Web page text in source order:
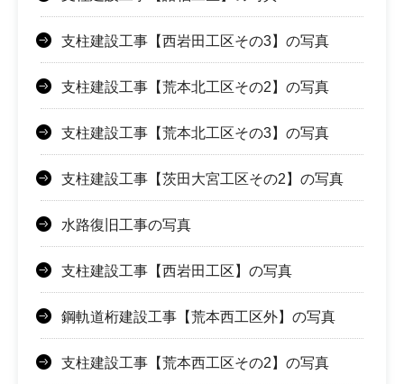
支柱建設工事【西岩田工区その3】の写真
支柱建設工事【荒本北工区その2】の写真
支柱建設工事【荒本北工区その3】の写真
支柱建設工事【茨田大宮工区その2】の写真
水路復旧工事の写真
支柱建設工事【西岩田工区】の写真
鋼軌道桁建設工事【荒本西工区外】の写真
支柱建設工事【荒本西工区その2】の写真